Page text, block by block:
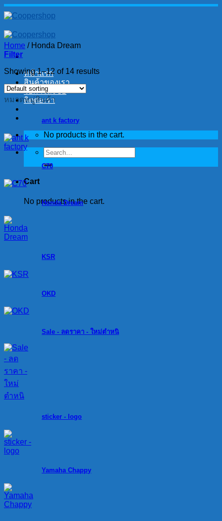
Skip
to
หน้าแรก
สินค้าของเรา
วิธีการสั่งซื้อ
ติดต่อเรา
No products in the cart.
Search
for:
Cart
No products in the cart.
Home /Honda Dream
Filter
Showing 1–12 of 14 results
หมวดหมู่สินค้า
ant k factory
C70
Honda Dream
KSR
OKD
Sale - ลดราคา - ใหม่ตำหนิ
sticker - logo
Yamaha Chappy